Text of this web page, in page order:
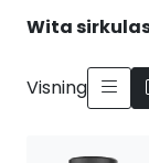
Wita
Visning
Søk om
Reservedeler